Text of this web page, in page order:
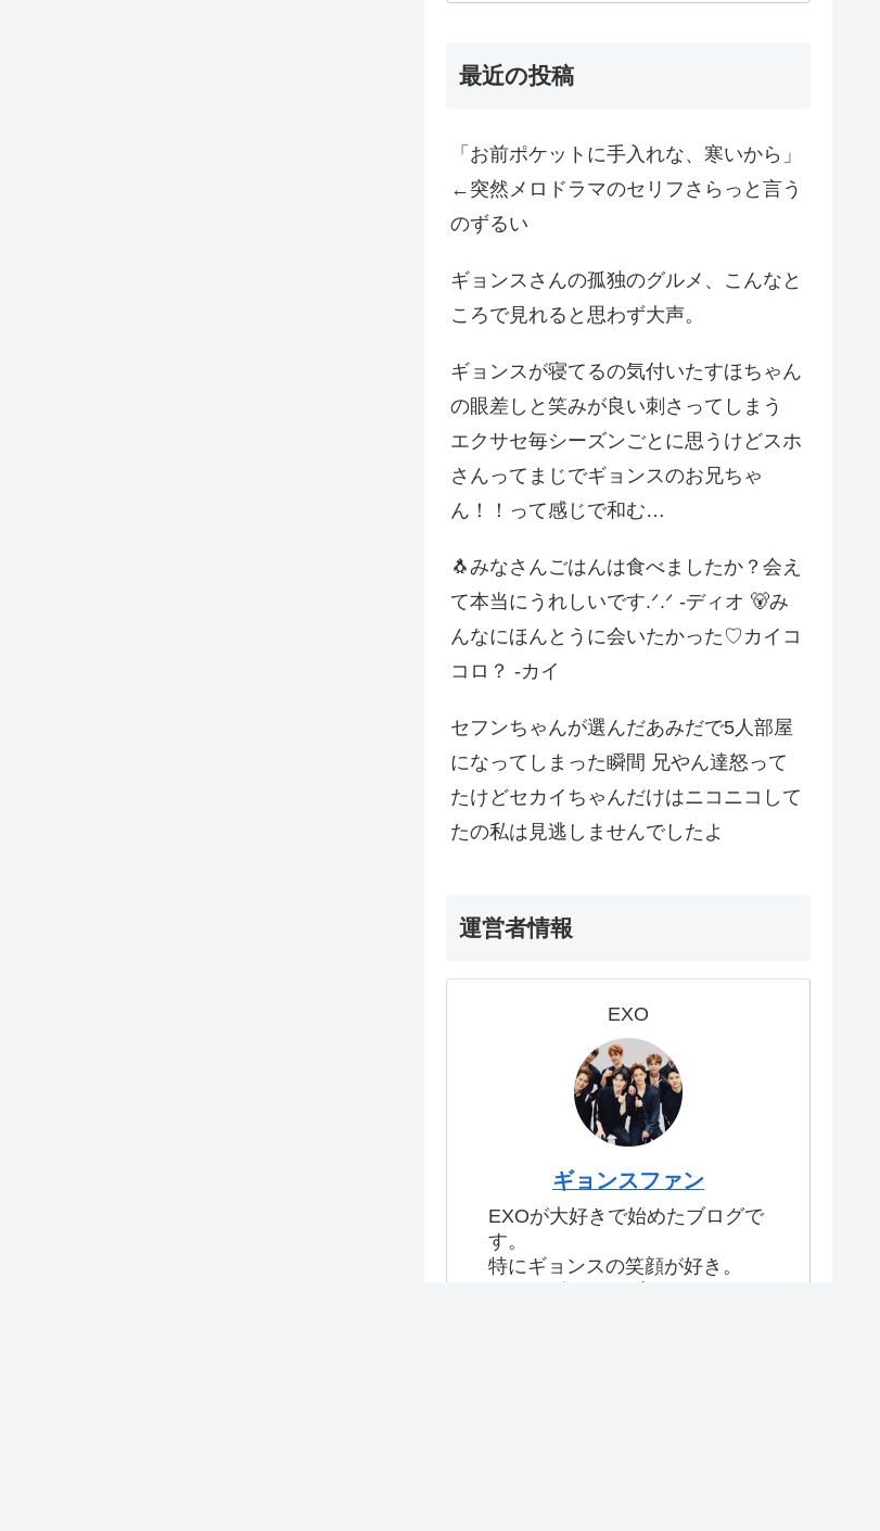
最近の投稿
「お前ポケットに手入れな、寒いから」
←突然メロドラマのセリフさらっと言う
のずるい
ギョンスさんの孤独のグルメ、こんなと
ころで見れると思わず大声。
ギョンスが寝てるの気付いたすほちゃん
の眼差しと笑みが良い刺さってしまう
エクサセ毎シーズンごとに思うけどスホ
さんってまじでギョンスのお兄ちゃ
ん！！って感じで和む…
🐧みなさんごはんは食べましたか？会え
て本当にうれしいです.ᐟ.ᐟ -ディオ 🐻み
んなにほんとうに会いたかった♡カイコ
コロ？ -カイ
セフンちゃんが選んだあみだで5人部屋
になってしまった瞬間 兄やん達怒って
たけどセカイちゃんだけはニコニコして
たの私は見逃しませんでしたよ
運営者情報
EXO
ギョンスファン
EXOが大好きで始めたブログで
す。
特にギョンスの笑顔が好き。